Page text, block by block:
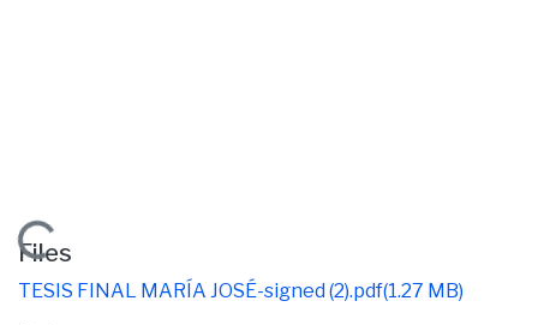
Loading...
Files
TESIS FINAL MARÍA JOSÉ-signed (2).pdf(1.27 MB)